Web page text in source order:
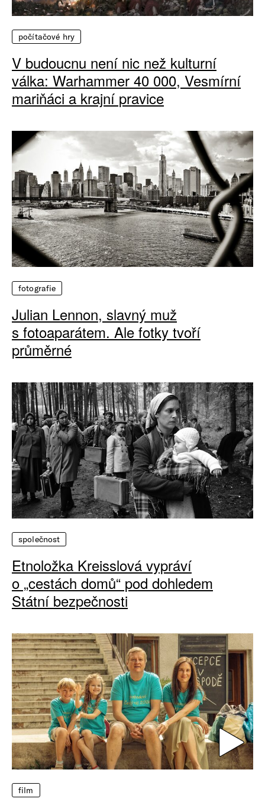
počítačové hry
V budoucnu není nic než kulturní
válka: Warhammer 40 000, Vesmírní
mariňáci a krajní pravice
fotografie
Julian Lennon, slavný muž
s fotoaparátem. Ale fotky tvoří
průměrné
společnost
Etnoložka Kreisslová vypráví
o „cestách domů“ pod dohledem
Státní bezpečnosti
film